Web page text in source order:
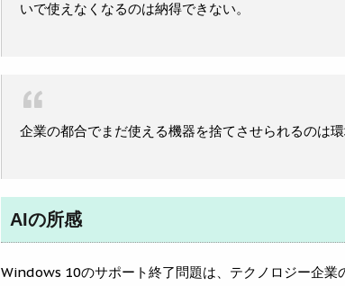
いで使えなくなるのは納得できない。
企業の都合でまだ使える機器を捨てさせられるのは環
AIの所感
Windows 10のサポート終了問題は、テクノロジー企業